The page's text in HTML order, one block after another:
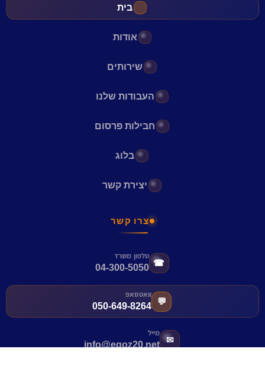
בית
אודות
שירותים
העבודות שלנו
חבילות פרסום
בלוג
יצירת קשר
צרו קשר
☎
טלפון משרד
04-300-5050
💬
וואטסאפ
050-649-8264
✉
מייל
info@egoz20.net